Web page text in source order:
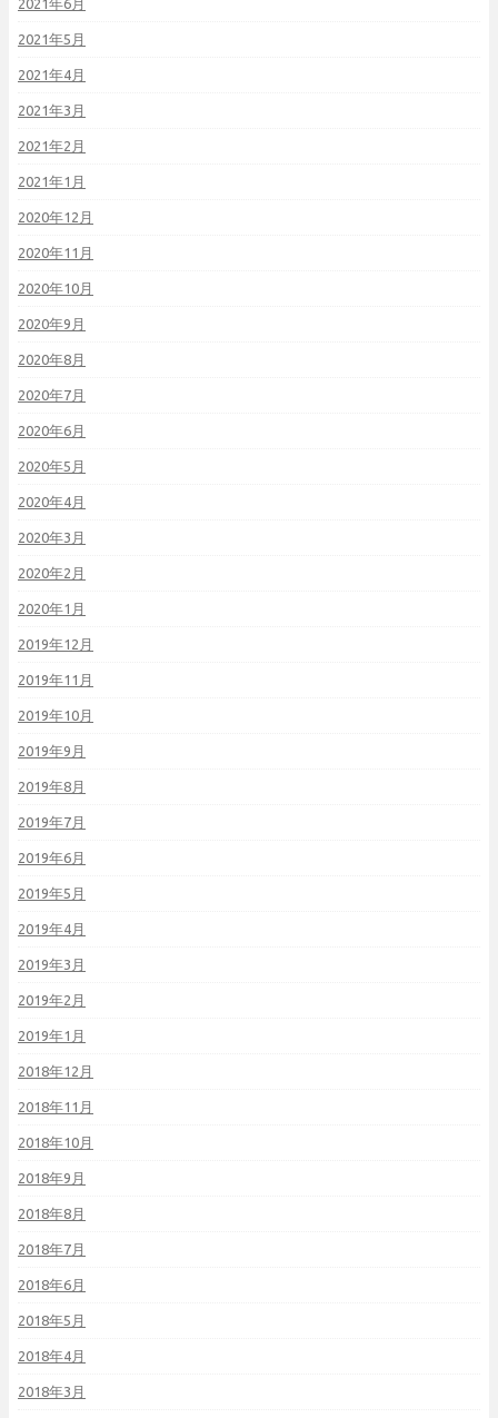
2021年6月
2021年5月
2021年4月
2021年3月
2021年2月
2021年1月
2020年12月
2020年11月
2020年10月
2020年9月
2020年8月
2020年7月
2020年6月
2020年5月
2020年4月
2020年3月
2020年2月
2020年1月
2019年12月
2019年11月
2019年10月
2019年9月
2019年8月
2019年7月
2019年6月
2019年5月
2019年4月
2019年3月
2019年2月
2019年1月
2018年12月
2018年11月
2018年10月
2018年9月
2018年8月
2018年7月
2018年6月
2018年5月
2018年4月
2018年3月